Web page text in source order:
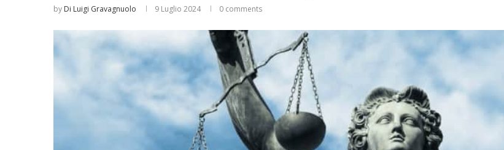
by Di Luigi Gravagnuolo 9 Luglio 2024 0 comments